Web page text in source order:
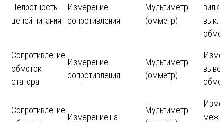
Целостность
цепей питания
Измерение
сопротивления
Мультиметр
(омметр)
Сопротивление
обмоток
статора
Измерение
сопротивления
Мультиметр
(омметр)
Сопротивление
Измерение на
Мультиметр